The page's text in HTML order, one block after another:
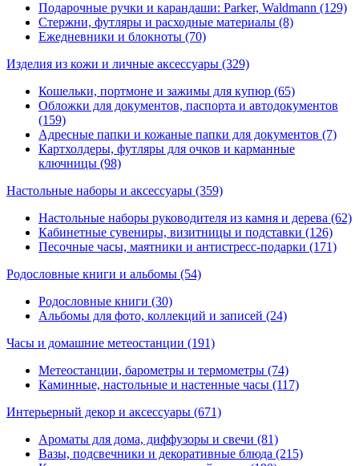
Подарочные ручки и карандаши: Parker, Waldmann (129)
Стержни, футляры и расходные материалы (8)
Ежедневники и блокноты (70)
Изделия из кожи и личные аксессуары (329)
Кошельки, портмоне и зажимы для купюр (65)
Обложки для документов, паспорта и автодокументов
(159)
Адресные папки и кожаные папки для документов (7)
Картхолдеры, футляры для очков и карманные
ключницы (98)
Настольные наборы и аксессуары (359)
Настольные наборы руководителя из камня и дерева (62)
Кабинетные сувениры, визитницы и подставки (126)
Песочные часы, маятники и антистресс-подарки (171)
Родословные книги и альбомы (54)
Родословные книги (30)
Альбомы для фото, коллекций и записей (24)
Часы и домашние метеостанции (191)
Метеостанции, барометры и термометры (74)
Каминные, настольные и настенные часы (117)
Интерьерный декор и аксессуары (671)
Ароматы для дома, диффузоры и свечи (81)
Вазы, подсвечники и декоративные блюда (215)